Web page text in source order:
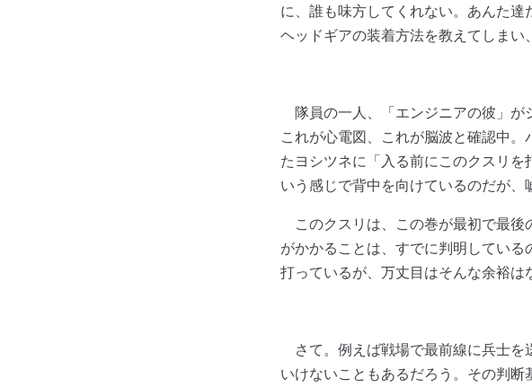
に、誰も味方してくれない。あんた
ヘッドギアの装着方法を教えてしまい
隊員の一人、「エンジニアの彼」が
これが心電図、これが脳波と確認中
たヨシツネに「入る前にこのクスリ
いう感じで背中を向けているのだが、
このクスリは、この巻が最初で最後
がかかることは、すでに判明してい
打っているが、万丈目はそんな余裕は
さて。例えば戦場で最前線に兵士を
いけないこともあるだろう。その判